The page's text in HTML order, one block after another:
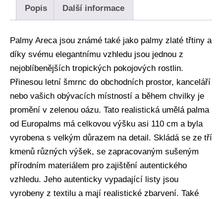
Popis Další informace
Palmy Areca jsou známé také jako palmy zlaté třtiny a
díky svému elegantnímu vzhledu jsou jednou z
nejoblíbenějších tropických pokojových rostlin.
Přinesou letní šmrnc do obchodních prostor, kanceláří
nebo vašich obývacích místností a během chvilky je
promění v zelenou oázu. Tato realistická umělá palma
od Europalms má celkovou výšku asi 110 cm a byla
vyrobena s velkým důrazem na detail. Skládá se ze tří
kmenů různých výšek, se zapracovaným sušeným
přírodním materiálem pro zajištění autentického
vzhledu. Jeho autenticky vypadající listy jsou
vyrobeny z textilu a mají realistické zbarvení. Také